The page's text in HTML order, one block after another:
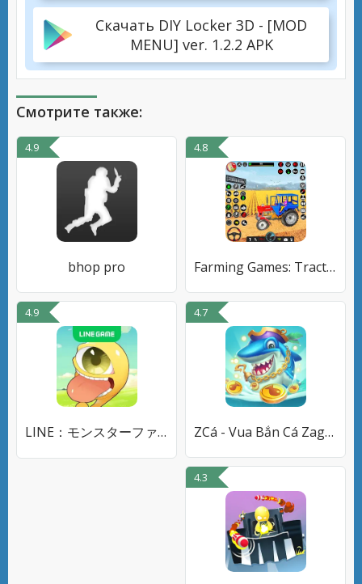
Скачать DIY Locker 3D - [MOD
MENU] ver. 1.2.2 APK
Смотрите также:
4.9
bhop pro
4.8
Farming Games: Tractor Games
4.9
LINE：モンスターファーム
4.7
ZCá - Vua Bắn Cá Zagoo
4.3